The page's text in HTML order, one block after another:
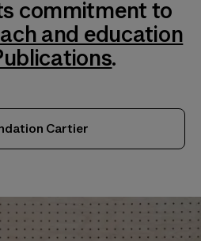
commitment to
and education
.
Cartier